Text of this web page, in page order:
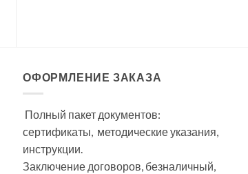
ОФОРМЛЕНИЕ ЗАКАЗА
Полный пакет документов:
сертификаты, методические указания,
инструкции.
Заключение договоров, безналичный,